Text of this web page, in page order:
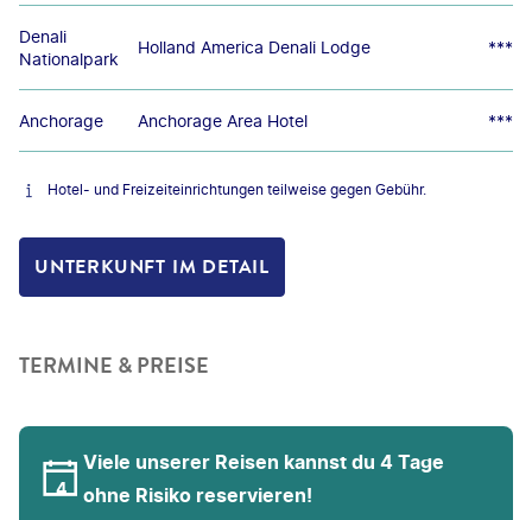
Denali
Nationalpark
Holland America Denali Lodge ***
Anchorage Anchorage Area Hotel ***
Hotel- und Freizeiteinrichtungen teilweise gegen Gebühr.
UNTERKUNFT IM DETAIL
TERMINE & PREISE
Viele unserer Reisen kannst du 4 Tage
ohne Risiko reservieren!